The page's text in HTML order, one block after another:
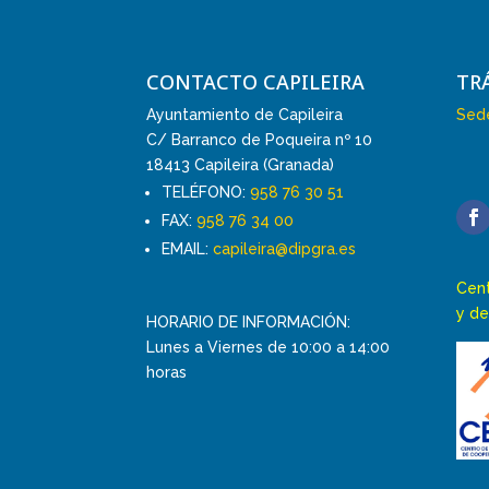
CONTACTO CAPILEIRA
Ayuntamiento de Capileira
C/ Barranco de Poqueira nº 10
18413 Capileira (Granada)
TELÉFONO:958 76 30 51
FAX:958 76 34 00
EMAIL:capileira@dipgra.es
HORARIO DE INFORMACIÓN:
Lunes a Viernes de 10:00 a 14:00
horas
y